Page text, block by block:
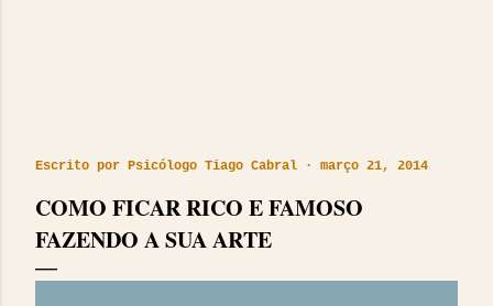
Escrito por Psicólogo Tiago Cabral março 21, 2014
COMO FICAR RICO E FAMOSO
FAZENDO A SUA ARTE